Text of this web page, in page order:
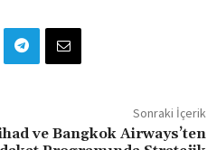
Sonraki İçerik
ve Bangkok Airways’ten